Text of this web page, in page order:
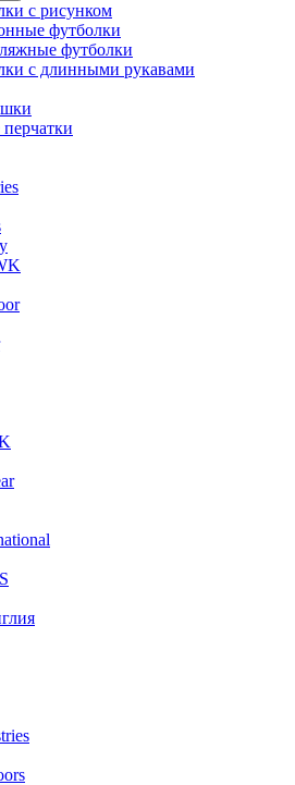
с рисунком
футболки
футболки
с длинными рукавами